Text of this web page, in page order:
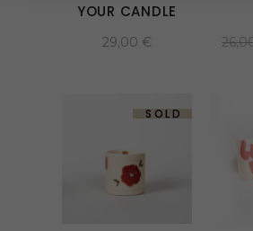
YOUR CANDLE
29,00 €
SOLD